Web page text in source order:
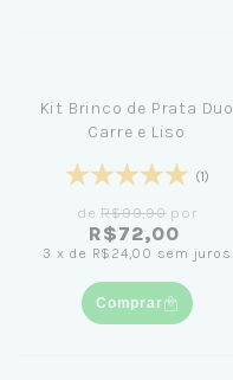
Kit Brinco de Prata Duo
Carre e Liso
(1)
deR$99,90por
R$72,00
3 x de R$24,00 sem juros
Comprar